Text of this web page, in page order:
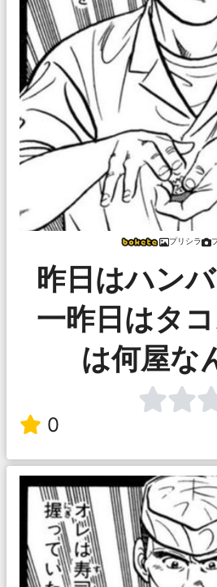
プリシラ
昨日はハン
一昨日はタ
は何屋な
0